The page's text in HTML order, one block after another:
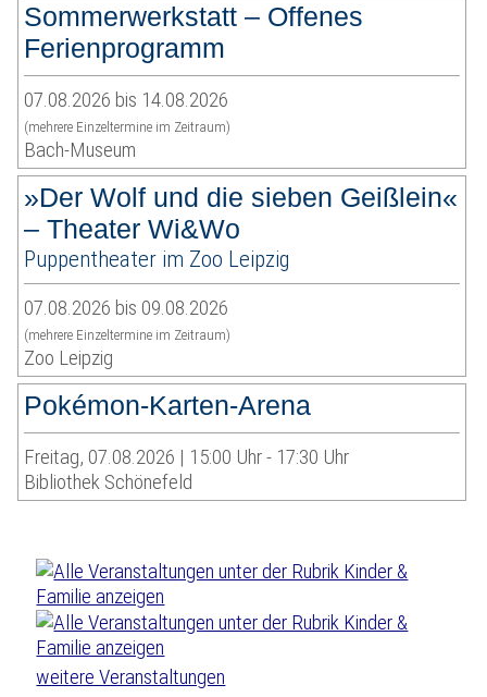
Sommerwerkstatt – Offenes
Ferienprogramm
07.08.2026 bis 14.08.2026
(mehrere Einzeltermine im Zeitraum)
Bach-Museum
»Der Wolf und die sieben Geißlein«
– Theater Wi&Wo
Puppentheater im Zoo Leipzig
07.08.2026 bis 09.08.2026
(mehrere Einzeltermine im Zeitraum)
Zoo Leipzig
Pokémon-Karten-Arena
Freitag, 07.08.2026 | 15:00 Uhr - 17:30 Uhr
Bibliothek Schönefeld
weitere Veranstaltungen